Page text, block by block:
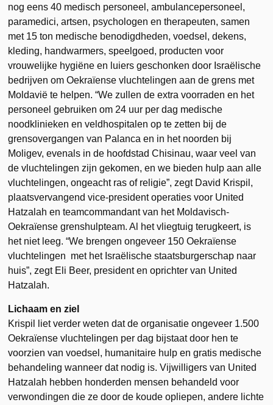
nog eens 40 medisch personeel, ambulancepersoneel,
paramedici, artsen, psychologen en therapeuten, samen
met 15 ton medische benodigdheden, voedsel, dekens,
kleding, handwarmers, speelgoed, producten voor
vrouwelijke hygiëne en luiers geschonken door Israëlische
bedrijven om Oekraïense vluchtelingen aan de grens met
Moldavië te helpen. “We zullen de extra voorraden en het
personeel gebruiken om 24 uur per dag medische
noodklinieken en veldhospitalen op te zetten bij de
grensovergangen van Palanca en in het noorden bij
Moligev, evenals in de hoofdstad Chisinau, waar veel van
de vluchtelingen zijn gekomen, en we bieden hulp aan alle
vluchtelingen, ongeacht ras of religie”, zegt David Krispil,
plaatsvervangend vice-president operaties voor United
Hatzalah en teamcommandant van het Moldavisch-
Oekraïense grenshulpteam. Al het vliegtuig terugkeert, is
het niet leeg. “We brengen ongeveer 150 Oekraïense
vluchtelingen met het Israëlische staatsburgerschap naar
huis”, zegt Eli Beer, president en oprichter van United
Hatzalah.
Lichaam en ziel
Krispil liet verder weten dat de organisatie ongeveer 1.500
Oekraïense vluchtelingen per dag bijstaat door hen te
voorzien van voedsel, humanitaire hulp en gratis medische
behandeling wanneer dat nodig is. Vijwilligers van United
Hatzalah hebben honderden mensen behandeld voor
verwondingen die ze door de koude opliepen, andere lichte